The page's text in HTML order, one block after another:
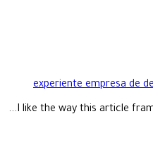
experiente empresa de
I like the way this article